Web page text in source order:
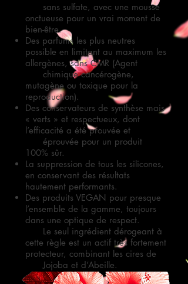
sans sulfate, avec une mousse
onctueuse pour un vrai moment de
bien-être.
Des parfums les plus neutres
possible en limitant au maximum les
allergènes, sans CMR (Agent
chimique cancérogène,
mutagène ou toxique pour la
reproduction).
Des conservateurs de synthèse mais
« verts » et respectueux, dont
l’efficacité a été prouvée et
éprouvée pour un produit
100% sûr.
La suppression de tous les silicones,
en conservant des résultats
hautement performants.
Des produits VEGAN pour presque
l’ensemble de la gamme, toujours
dans une optique de respect.
Le seul ingrédient dérogeant à
cette règle est un actif très fortement
protecteur, combinant les cires de
Jojoba et d’Abeille.